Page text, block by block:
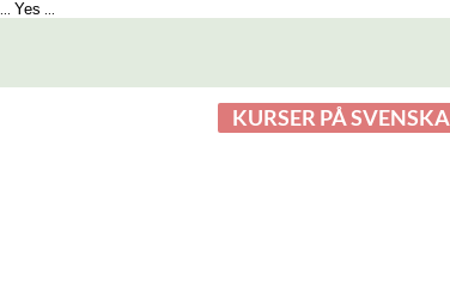
Yes
KURSER PÅ SVENSKA